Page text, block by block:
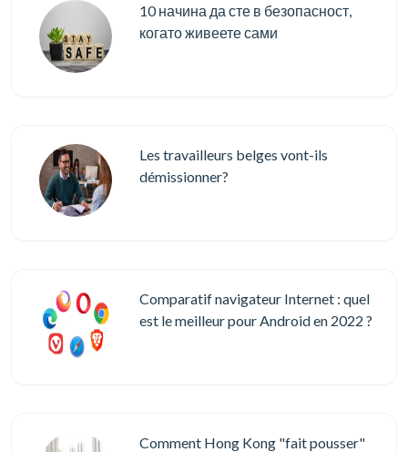
10 начина да сте в безопасност,
когато живеете сами
Les travailleurs belges vont-ils
démissionner?
Comparatif navigateur Internet : quel
est le meilleur pour Android en 2022 ?
Comment Hong Kong "fait pousser"